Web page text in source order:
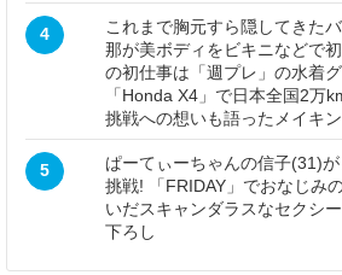
4
これまで胸元すら隠してきた
那が美ボディをビキニなどで
の初仕事は「週プレ」の水着
「Honda X4」で日本全国2万
挑戦への想いも語ったメイキ
5
ぱーてぃーちゃんの信子(31)
挑戦! 「FRIDAY」でおなじみ
いだスキャンダラスなセクシ
下ろし